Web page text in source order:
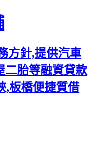
方針,提供汽車
二胎等融資貸款
,板橋便捷質借